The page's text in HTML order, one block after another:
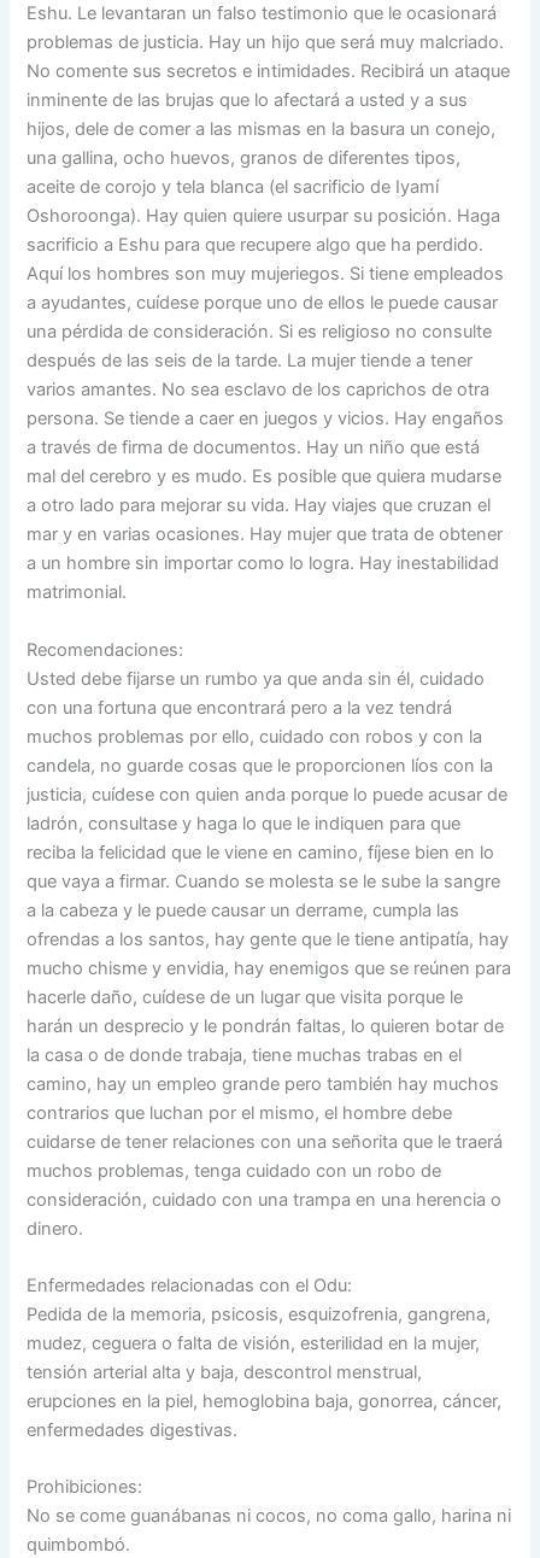
Eshu. Le levantaran un falso testimonio que le ocasionará
problemas de justicia. Hay un hijo que será muy malcriado.
No comente sus secretos e intimidades. Recibirá un ataque
inminente de las brujas que lo afectará a usted y a sus
hijos, dele de comer a las mismas en la basura un conejo,
una gallina, ocho huevos, granos de diferentes tipos,
aceite de corojo y tela blanca (el sacrificio de Iyamí
Oshoroonga). Hay quien quiere usurpar su posición. Haga
sacrificio a Eshu para que recupere algo que ha perdido.
Aquí los hombres son muy mujeriegos. Si tiene empleados
a ayudantes, cuídese porque uno de ellos le puede causar
una pérdida de consideración. Si es religioso no consulte
después de las seis de la tarde. La mujer tiende a tener
varios amantes. No sea esclavo de los caprichos de otra
persona. Se tiende a caer en juegos y vicios. Hay engaños
a través de firma de documentos. Hay un niño que está
mal del cerebro y es mudo. Es posible que quiera mudarse
a otro lado para mejorar su vida. Hay viajes que cruzan el
mar y en varias ocasiones. Hay mujer que trata de obtener
a un hombre sin importar como lo logra. Hay inestabilidad
matrimonial.
Recomendaciones:
Usted debe fijarse un rumbo ya que anda sin él, cuidado
con una fortuna que encontrará pero a la vez tendrá
muchos problemas por ello, cuidado con robos y con la
candela, no guarde cosas que le proporcionen líos con la
justicia, cuídese con quien anda porque lo puede acusar de
ladrón, consultase y haga lo que le indiquen para que
reciba la felicidad que le viene en camino, fíjese bien en lo
que vaya a firmar. Cuando se molesta se le sube la sangre
a la cabeza y le puede causar un derrame, cumpla las
ofrendas a los santos, hay gente que le tiene antipatía, hay
mucho chisme y envidia, hay enemigos que se reúnen para
hacerle daño, cuídese de un lugar que visita porque le
harán un desprecio y le pondrán faltas, lo quieren botar de
la casa o de donde trabaja, tiene muchas trabas en el
camino, hay un empleo grande pero también hay muchos
contrarios que luchan por el mismo, el hombre debe
cuidarse de tener relaciones con una señorita que le traerá
muchos problemas, tenga cuidado con un robo de
consideración, cuidado con una trampa en una herencia o
dinero.
Enfermedades relacionadas con el Odu:
Pedida de la memoria, psicosis, esquizofrenia, gangrena,
mudez, ceguera o falta de visión, esterilidad en la mujer,
tensión arterial alta y baja, descontrol menstrual,
erupciones en la piel, hemoglobina baja, gonorrea, cáncer,
enfermedades digestivas.
Prohibiciones:
No se come guanábanas ni cocos, no coma gallo, harina ni
quimbombó.